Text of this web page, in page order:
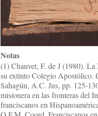
Notas
(1) Chauvet, F. de J (1980).
su extinto Colegio Apostólico.
Sahagún, A.C. Jus, pp. 125-
misionera en las fronteras del
franciscanos en